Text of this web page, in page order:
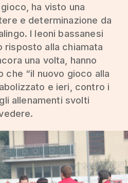
ha visto una
e determinazione da
I leoni bassanesi
risposto alla chiamata
una volta, hanno
“il nuovo gioco alla
e ieri, contro i
allenamenti svolti